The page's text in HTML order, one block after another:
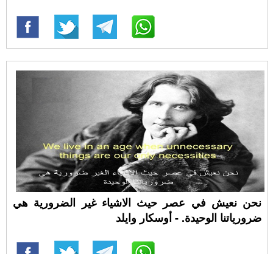
نحن نعيش في عصر حيث الاشياء غير الضرورية هي
ضرورياتنا الوحيدة. - أوسكار وايلد